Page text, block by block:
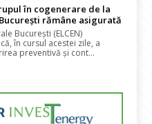
în cogenerare de la
rămâne asigurată
București (ELCEN)
în cursul acestei zile, a
preventivă și cont...